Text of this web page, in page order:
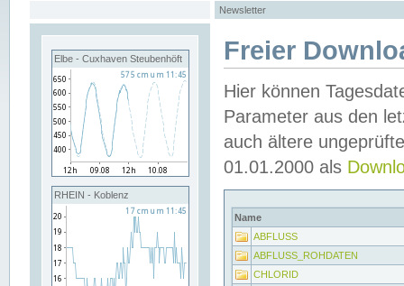
Newsletter
Elbe - Cuxhaven Steubenhöft
RHEIN - Koblenz
Freier
Hier können
Parameter aus den
auch ältere
01.01.2000 als
Name
ABFLUSS
ABFLUSS_ROHDATEN
CHLORID